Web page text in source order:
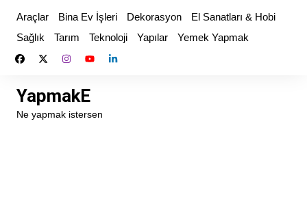
content
Araçlar Bina Ev İşleri Dekorasyon
El Sanatları & Hobi
Sağlık
Tarım Teknoloji Yapılar Yemek Yapmak
YapmakE
Ne yapmak istersen